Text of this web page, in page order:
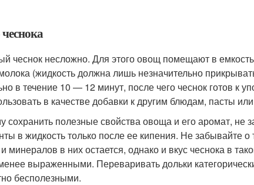
чеснок несложно. Для этого овощ помещают в
(жидкость должна лишь незначительно
в течение 10 — 12 минут, после чего чеснок готов к
в качестве добавки к другим блюдам, пасты или
сохранить полезные свойства овоща и его аромат, не
в жидкость только после ее кипения. Не забывайте
в них остается, однако и вкус чеснока в
выраженными. Переваривать дольки
бесполезными.